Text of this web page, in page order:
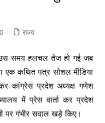
0 राज्य
उस समय हलचल तेज हो गई जब
एक कथित पत्र सोशल मीडिया
कांग्रेस प्रदेश अध्यक्ष गणेश
में प्रेस वार्ता कर प्रदेश
पर गंभीर सवाल खड़े किए।